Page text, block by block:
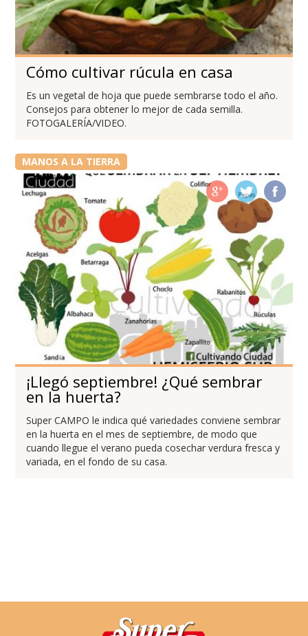
Cómo cultivar rúcula en casa
Es un vegetal de hoja que puede sembrarse todo el año.
Consejos para obtener lo mejor de cada semilla.
FOTOGALERÍA/VIDEO.
MANOS A LA TIERRA
¡Llegó septiembre! ¿Qué sembrar
en la huerta?
Super CAMPO le indica qué variedades conviene sembrar
en la huerta en el mes de septiembre, de modo que
cuando llegue el verano pueda cosechar verdura fresca y
variada, en el fondo de su casa.